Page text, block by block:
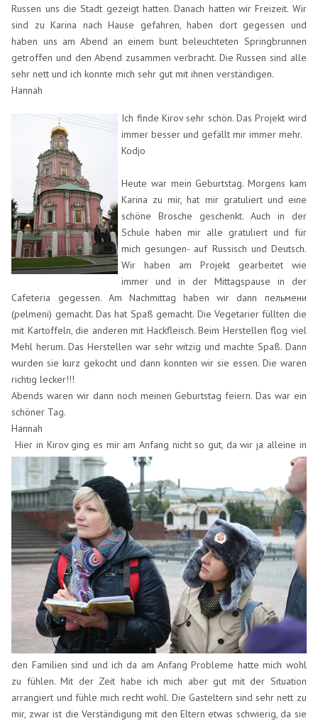
Russen uns die Stadt gezeigt hatten. Danach hatten wir Freizeit. Wir
sind zu Karina nach Hause gefahren, haben dort gegessen und
haben uns am Abend an einem bunt beleuchteten Springbrunnen
getroffen und den Abend zusammen verbracht. Die Russen sind alle
sehr nett und ich konnte mich sehr gut mit ihnen verständigen.
Hannah
Ich finde Kirov sehr schön. Das Projekt wird
immer besser und gefällt mir immer mehr.
Kodjo
Heute war mein Geburtstag. Morgens kam
Karina zu mir, hat mir gratuliert und eine
schöne Brosche geschenkt. Auch in der
Schule haben mir alle gratuliert und für
mich gesungen- auf Russisch und Deutsch.
Wir haben am Projekt gearbeitet wie
immer und in der Mittagspause in der
Cafeteria gegessen. Am Nachmittag haben wir dann пельмени
(pelmeni) gemacht. Das hat Spaß gemacht. Die Vegetarier füllten die
mit Kartoffeln, die anderen mit Hackfleisch. Beim Herstellen flog viel
Mehl herum. Das Herstellen war sehr witzig und machte Spaß. Dann
wurden sie kurz gekocht und dann konnten wir sie essen. Die waren
richtig lecker!!!
Abends waren wir dann noch meinen Geburtstag feiern. Das war ein
schöner Tag.
Hannah
Hier in Kirov ging es mir am Anfang nicht so gut, da wir ja alleine in
den Familien sind und ich da am Anfang Probleme hatte mich wohl
zu fühlen. Mit der Zeit habe ich mich aber gut mit der Situation
arrangiert und fühle mich recht wohl. Die Gasteltern sind sehr nett zu
mir, zwar ist die Verständigung mit den Eltern etwas schwierig, da sie